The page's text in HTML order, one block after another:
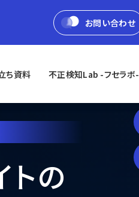
お問い合わせ
ち資料 不正検知Lab -フセラボ-
トの